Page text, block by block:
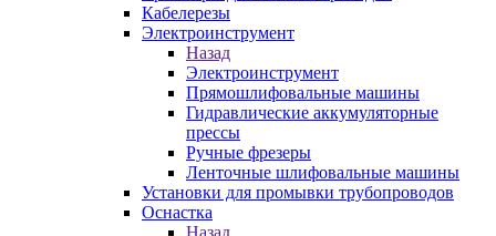
Кабелерезы
Электроинструмент
Назад
Электроинструмент
Прямошлифовальные машины
Гидравлические аккумуляторные
прессы
Ручные фрезеры
Ленточные шлифовальные машины
Установки для промывки трубопроводов
Оснастка
Назад